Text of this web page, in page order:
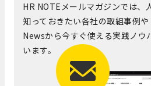
HR NOTEメールマガジンでは、
知っておきたい各社の取組事例
Newsから今すぐ使える実践ノウ
います。